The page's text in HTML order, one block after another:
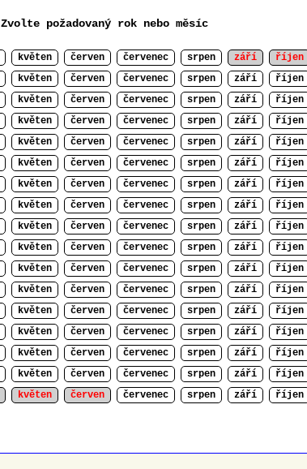
Zvolte požadovaný rok nebo měsíc
květen červen červenec srpen září říjen
květen červen červenec srpen září říjen
květen červen červenec srpen září říjen
květen červen červenec srpen září říjen
květen červen červenec srpen září říjen
květen červen červenec srpen září říjen
květen červen červenec srpen září říjen
květen červen červenec srpen září říjen
květen červen červenec srpen září říjen
květen červen červenec srpen září říjen
květen červen červenec srpen září říjen
květen červen červenec srpen září říjen
květen červen červenec srpen září říjen
květen červen červenec srpen září říjen
květen červen červenec srpen září říjen
květen červen červenec srpen září říjen
květen červen červenec srpen září říjen